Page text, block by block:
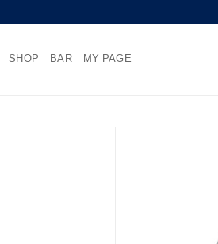
SHOP BAR MY PAGE